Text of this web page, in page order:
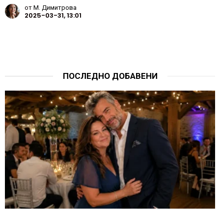
отМ. Димитрова
2025-03-31, 13:01
ПОСЛЕДНО ДОБАВЕНИ